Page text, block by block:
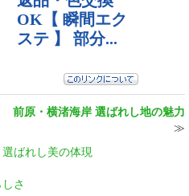
前原・横渚海岸 選ばれし地の魅力
≫
ばれし美の体現
さ